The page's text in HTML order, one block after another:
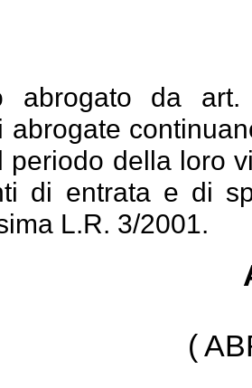
abrogato da
abrogate
periodo della loro
di entrata e di
L.R. 3/2001.
(